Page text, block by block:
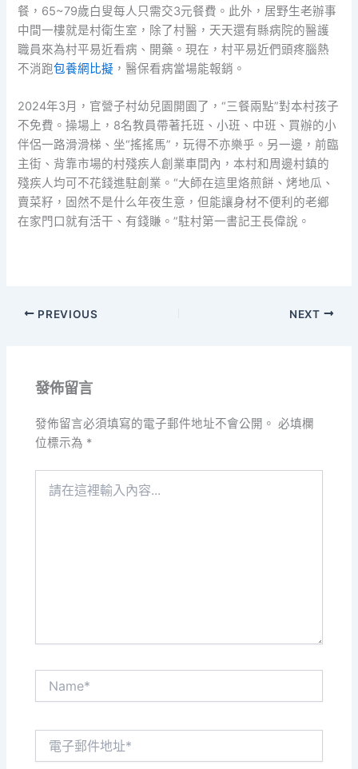
餐，65~79歲白叟每人只需交3元餐費。此外，居野生老辦事
中間一樓就是村衛生室，除了村醫，天天還有縣病院的醫護
職員來為村平易近看病、開藥。現在，村平易近們頭疼腦熱
不消跑包養網比擬 ，醫保看病當場能報銷。
2024年3月，官營子村幼兒園開園了，“三餐兩點”對本村孩子
不免費。操場上，8名教員帶著托班、小班、中班、買辦的小
伴侶一路滑滑梯、坐“搖搖馬”，玩得不亦樂乎。另一邊，前臨
主街、背靠市場的村殘疾人創業車間內，本村和周邊村鎮的
殘疾人均可不花錢進駐創業。“大師在這里烙煎餅、烤地瓜、
賣菜籽，固然不是什么年夜生意，但能讓身材不便利的老鄉
在家門口就有活干、有錢賺。”駐村第一書記王長偉說。
PREVIOUS NEXT
發佈留言
發佈留言必須填寫的電子郵件地址不會公開。 必填欄
位標示為 *